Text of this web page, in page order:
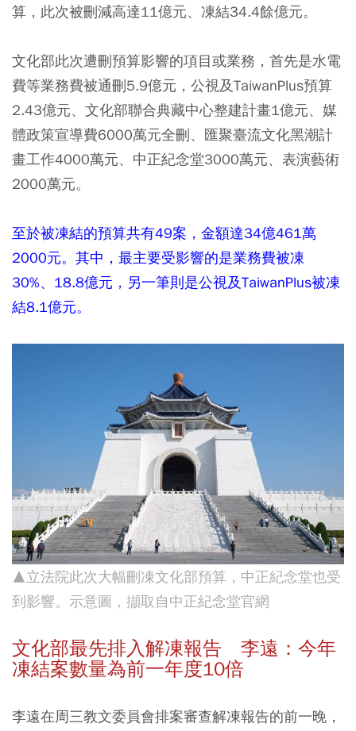
算，此次被刪減高達11億元、凍結34.4餘億元。
文化部此次遭刪預算影響的項目或業務，首先是水電
費等業務費被通刪5.9億元，公視及TaiwanPlus預算
2.43億元、文化部聯合典藏中心整建計畫1億元、媒
體政策宣導費6000萬元全刪、匯聚臺流文化黑潮計
畫工作4000萬元、中正紀念堂3000萬元、表演藝術
2000萬元。
至於被凍結的預算共有49案，金額達34億461萬
2000元。其中，最主要受影響的是業務費被凍
30%、18.8億元，另一筆則是公視及TaiwanPlus被凍
結8.1億元。
▲立法院此次大幅刪凍文化部預算，中正紀念堂也受
到影響。示意圖，擷取自中正紀念堂官網
文化部最先排入解凍報告 李遠：今年
凍結案數量為前一年度10倍
李遠在周三教文委員會排案審查解凍報告的前一晚，